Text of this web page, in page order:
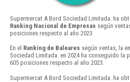
Supermercat A Bord Sociedad Limitada. ha
Ranking Nacional de Empresas según
posiciones respecto al año 2023.
En el Ranking de Baleares según ventas, la
Sociedad Limitada. en 2024 ha conseguido la
605 posiciones respecto al año 2023.
Supermercat A Bord Sociedad Limitada. ha